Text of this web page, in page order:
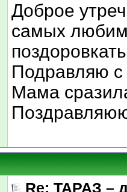
Доброе
самых
Подравляю
Мама
Re: ТАРАЗ –